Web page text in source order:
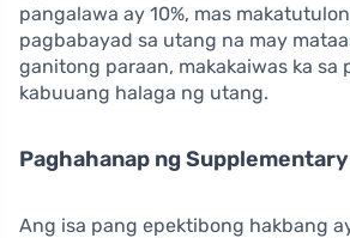
pangalawa ay 10%, mas
pagbabayad sa utang na may
ganitong paraan, makakaiwas ka sa
kabuuang halaga ng utang.
Paghahanap ng
Ang isa pang epektibong hakbang